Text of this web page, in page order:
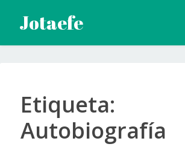
contenido
Jotaefe
Etiqueta:
Autobiografía